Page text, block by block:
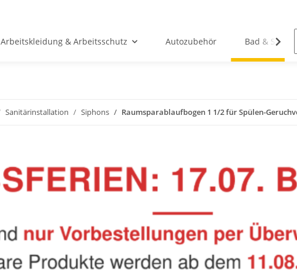
Arbeitskleidung & Arbeitsschutz Autozubehör Bad & Sanitär
Sanitärinstallation Siphons Raumsparablaufbogen 1 1/2 für Spülen-